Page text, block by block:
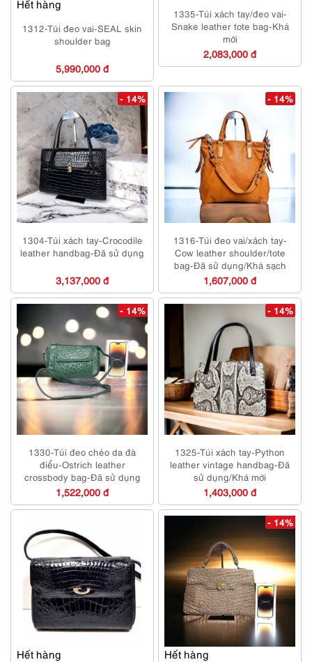
Hết hàng
1312-Túi đeo vai-SEAL skin
shoulder bag
5,990,000 đ
1335-Túi xách tay/đeo vai-
Snake leather tote bag-Khá
mới
2,083,000 đ
- 14%
1304-Túi xách tay-Crocodile
leather handbag-Đã sử dụng
3,137,000 đ
- 14%
1316-Túi đeo vai/xách tay-
Cow leather shoulder/tote
bag-Đã sử dụng/Khá sạch
1,607,000 đ
- 14%
1330-Túi đeo chéo da đà
điểu-Ostrich leather
crossbody bag-Đã sử dụng
1,522,000 đ
- 14%
1325-Túi xách tay-Python
leather vintage handbag-Đã
sử dụng/Khá mới
1,403,000 đ
Hết hàng Hết hàng
- 14%